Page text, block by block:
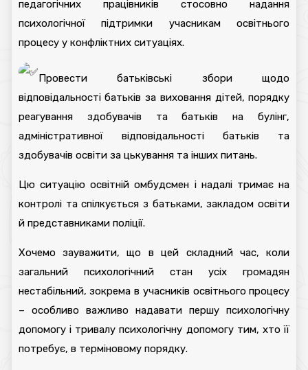
педагогічних працівників стосовно надання
психологічної підтримки учасникам освітнього
процесу у конфліктних ситуаціях.
Провести батьківські збори щодо
відповідальності батьків за виховання дітей, порядку
реагування здобувачів та батьків на булінг,
адміністративної відповідальності батьків та
здобувачів освіти за цькування та інших питань.
Цю ситуацію освітній омбудсмен і надалі тримає на
контролі та спілкується з батьками, закладом освіти
й представниками поліції.
Хочемо зауважити, що в цей складний час, коли
загальний психологічний стан усіх громадян
нестабільний, зокрема в учасників освітнього процесу
– особливо важливо надавати першу психологічну
допомогу і тривалу психологічну допомогу тим, хто її
потребує, в терміновому порядку.